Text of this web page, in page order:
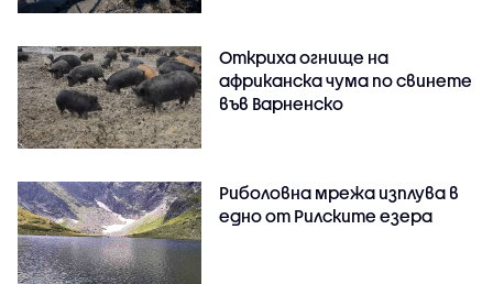
Откриха огнище на
африканска чума по свинете
във Варненско
Риболовна мрежа изплува в
едно от Рилските езера